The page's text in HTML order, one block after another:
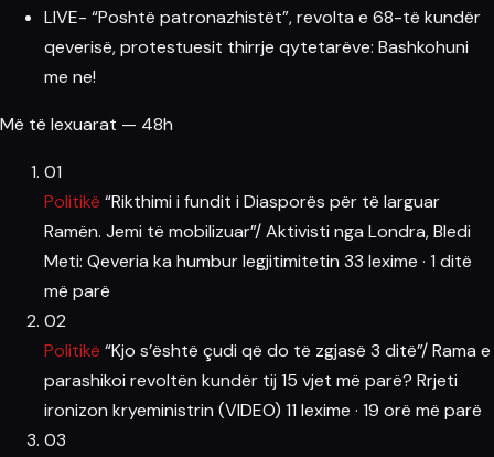
LIVE- “Poshtë patronazhistët”, revolta e 68-të kundër
qeverisë, protestuesit thirrje qytetarëve: Bashkohuni
me ne!
Më të lexuarat — 48h
01
Politikë “Rikthimi i fundit i Diasporës për të larguar
Ramën. Jemi të mobilizuar”/ Aktivisti nga Londra, Bledi
Meti: Qeveria ka humbur legjitimitetin 33 lexime · 1 ditë
më parë
02
Politikë “Kjo s’është çudi që do të zgjasë 3 ditë”/ Rama e
parashikoi revoltën kundër tij 15 vjet më parë? Rrjeti
ironizon kryeministrin (VIDEO) 11 lexime · 19 orë më parë
03